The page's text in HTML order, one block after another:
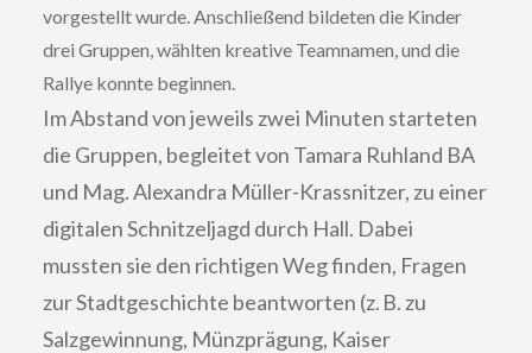
vorgestellt wurde. Anschließend bildeten die Kinder
drei Gruppen, wählten kreative Teamnamen, und die
Rallye konnte beginnen.
Im Abstand von jeweils zwei Minuten starteten
die Gruppen, begleitet von Tamara Ruhland BA
und Mag. Alexandra Müller-Krassnitzer, zu einer
digitalen Schnitzeljagd durch Hall. Dabei
mussten sie den richtigen Weg finden, Fragen
zur Stadtgeschichte beantworten (z. B. zu
Salzgewinnung, Münzprägung, Kaiser